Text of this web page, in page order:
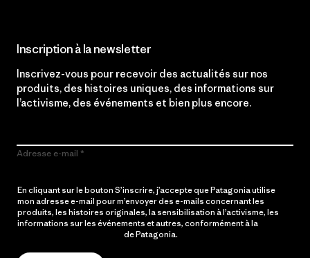
Inscription à la newsletter
Inscrivez-vous pour recevoir des actualités sur nos
produits, des histoires uniques, des informations sur
l’activisme, des événements et bien plus encore.
Adresse e-mail
En cliquant sur le bouton S’inscrire, j’accepte que Patagonia utilise
mon adresse e-mail pour m’envoyer des e-mails concernant les
produits, les histoires originales, la sensibilisation à l’activisme, les
informations sur les événements et autres, conformément à la
de Patagonia.